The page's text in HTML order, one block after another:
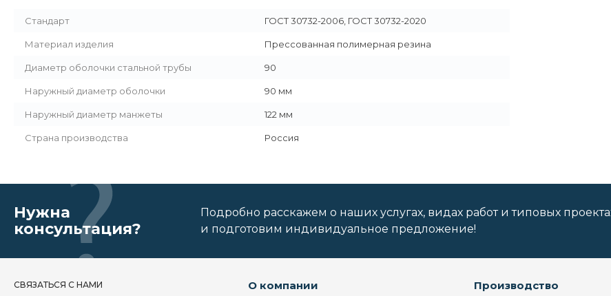
Стандарт ГОСТ 30732-2006, ГОСТ 30732-2020
Материал изделия Прессованная полимерная резина
Диаметр оболочки стальной трубы 90
Наружный диаметр оболочки 90 мм
Наружный диаметр манжеты 122 мм
Страна производства Россия
Нужна
консультация?
Подробно расскажем о наших услугах, видах работ и типовых
и подготовим индивидуальное предложение!
СВЯЗАТЬСЯ С НАМИ О компании Производство